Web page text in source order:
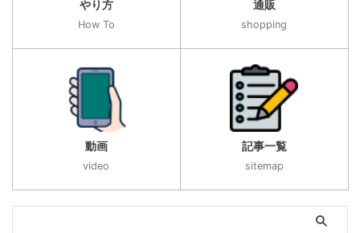
やり方
How To
通販
shopping
動画
video
記事一覧
sitemap